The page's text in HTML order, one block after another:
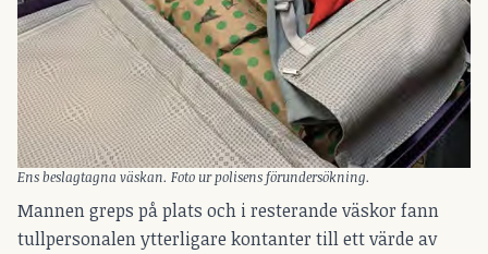
Ens beslagtagna väskan. Foto ur polisens förundersökning.
Mannen greps på plats och i resterande väskor fann
tullpersonalen ytterligare kontanter till ett värde av